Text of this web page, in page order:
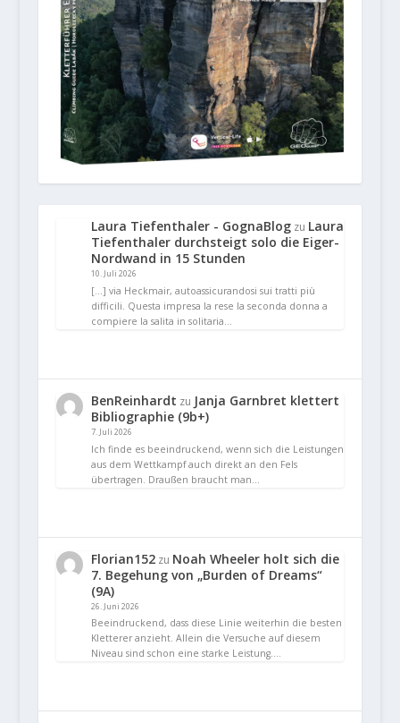
Laura Tiefenthaler - GognaBlogzu Laura
Tiefenthaler durchsteigt solo die Eiger-
Nordwand in 15 Stunden
10. Juli 2026
[…] via Heckmair, autoassicurandosi sui tratti più
difficili. Questa impresa la rese la seconda donna a
compiere la salita in solitaria…
BenReinhardt zu Janja Garnbret klettert
Bibliographie (9b+)
7. Juli 2026
Ich finde es beeindruckend, wenn sich die Leistungen
aus dem Wettkampf auch direkt an den Fels
übertragen. Draußen braucht man…
Florian152zu Noah Wheeler holt sich die
7. Begehung von „Burden of Dreams“
(9A)
26. Juni 2026
Beeindruckend, dass diese Linie weiterhin die besten
Kletterer anzieht. Allein die Versuche auf diesem
Niveau sind schon eine starke Leistung.…